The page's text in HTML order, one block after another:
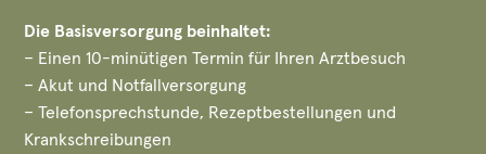
Die Basisversorgung beinhaltet:
– Einen 10-minütigen Termin für Ihren Arztbesuch
– Akut und Notfallversorgung
– Telefonsprechstunde, Rezeptbestellungen und
Krankschreibungen